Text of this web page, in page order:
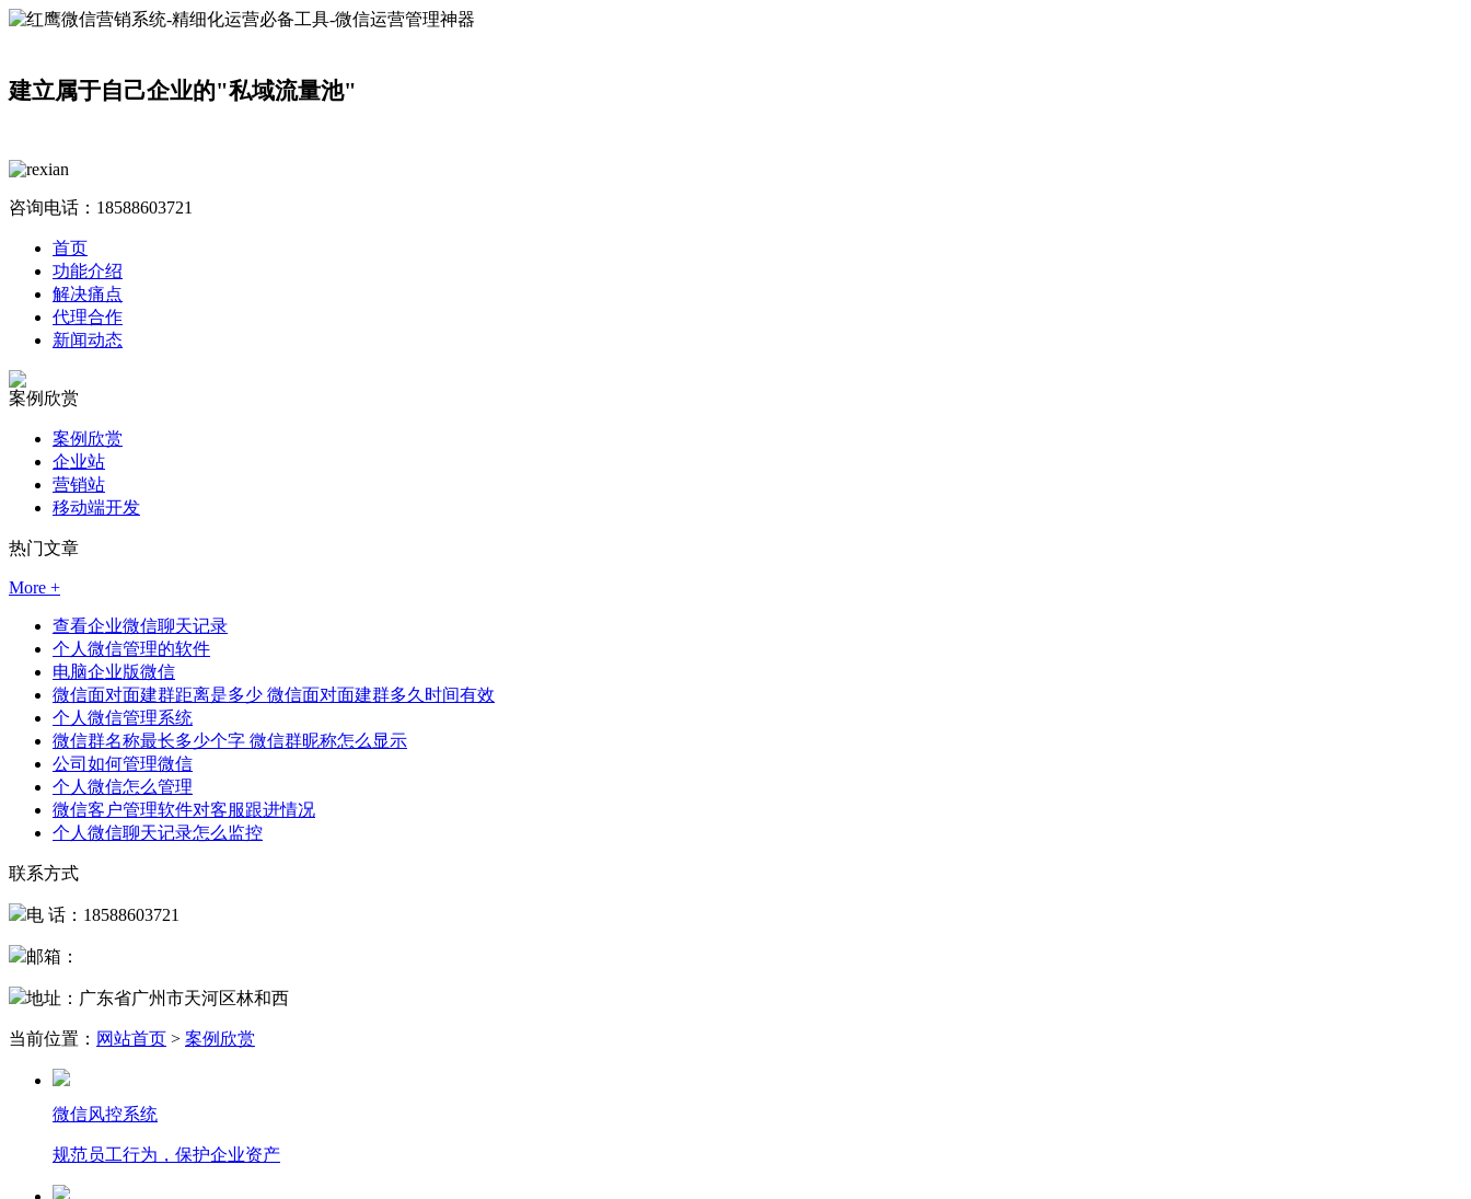
建立属于自己企业的"私域流量池"
咨询电话： 18588603721
首页
功能介绍
解决痛点
代理合作
新闻动态
案例欣赏
案例欣赏
企业站
营销站
移动端开发
热门文章
More +
查看企业微信聊天记录
个人微信管理的软件
电脑企业版微信
微信面对面建群距离是多少 微信面对面建群多久时间有效
个人微信管理系统
微信群名称最长多少个字 微信群昵称怎么显示
公司如何管理微信
个人微信怎么管理
微信客户管理软件对客服跟进情况
个人微信聊天记录怎么监控
联系方式
电 话：18588603721
邮箱：
地址：广东省广州市天河区林和西
当前位置： 网站首页 > 案例欣赏
微信风控系统
规范员工行为，保护企业资产